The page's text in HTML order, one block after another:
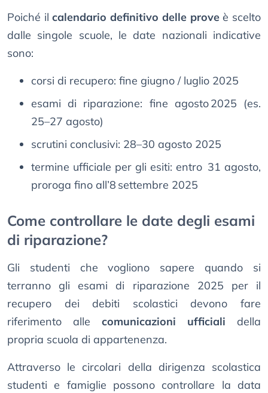
Poiché ilcalendario definitivo delle proveè scelto
dalle singole scuole, le date nazionali indicative
sono:
corsi di recupero: fine giugno / luglio 2025
esami di riparazione: fine agosto 2025 (es.
25–27 agosto)
scrutini conclusivi: 28–30 agosto 2025
termine ufficiale per gli esiti: entro 31 agosto,
proroga fino all’8 settembre 2025
Come controllare le date degli esami
di riparazione?
Gli studenti che vogliono sapere quando si
terranno gli esami di riparazione 2025 per il
recupero dei debiti scolastici devono fare
riferimento alle comunicazioni ufficiali della
propria scuola di appartenenza.
Attraverso le circolari della dirigenza scolastica
studenti e famiglie possono controllare la data